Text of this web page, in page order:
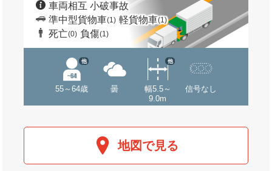
車両相互 小破事故
準中型貨物車(1) 軽貨物車(1)
死亡(0) 負傷(1)
55～64歳
他
曇
幅5.5～
9.0m
他
信号なし
地図で見る